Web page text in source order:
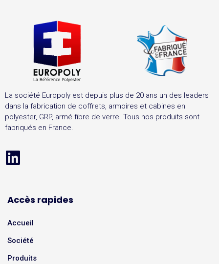
La société Europoly est depuis plus de 20 ans un des leaders
dans la fabrication de coffrets, armoires et cabines en
polyester, GRP, armé fibre de verre. Tous nos produits sont
fabriqués en France.
Accès rapides
Accueil
Société
Produits